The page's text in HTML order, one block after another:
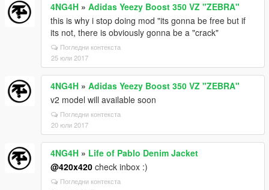
4NG4H » Adidas Yeezy Boost 350 VZ "ZEBRA"
this is why i stop doing mod "its gonna be free but if
its not, there is obviously gonna be a "crack"
Погледни контекста
25 юли 2017
4NG4H » Adidas Yeezy Boost 350 VZ "ZEBRA"
v2 model will available soon
Погледни контекста
20 юли 2017
4NG4H » Life of Pablo Denim Jacket
@420x420 check inbox :)
Погледни контекста